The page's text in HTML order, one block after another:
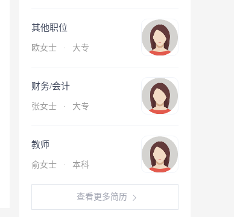
其他职位
欧女士 · 大专
财务/会计
张女士 · 大专
教师
俞女士 · 本科
查看更多简历